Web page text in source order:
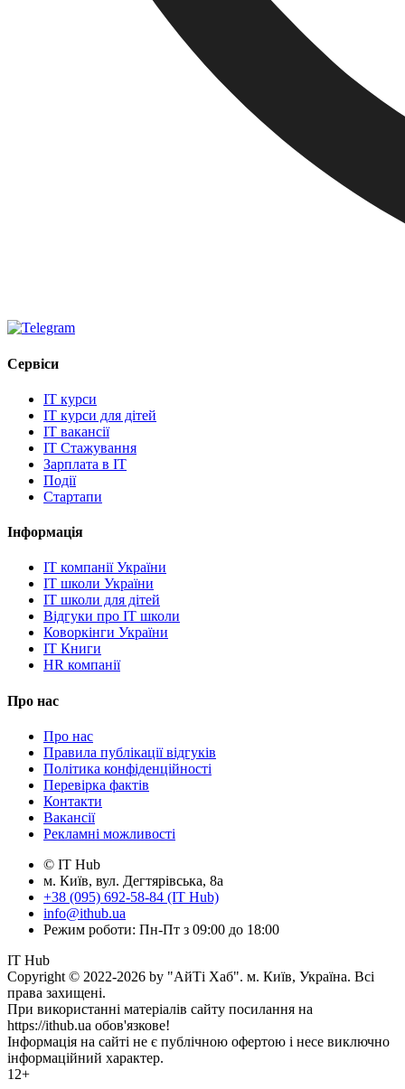
Сервіси
IT курси
IT курси для дітей
IT вакансії
IT Стажування
Зарплата в IT
Події
Стартапи
Інформація
IT компанії України
IT школи України
IT школи для дітей
Відгуки про IT школи
Коворкінги України
IT Книги
HR компанії
Про нас
Про нас
Правила публікації відгуків
Політика конфіденційності
Перевірка фактів
Контакти
Вакансії
Рекламні можливості
© IT Hub
м. Київ, вул. Дегтярівська, 8а
+38 (095) 692-58-84 (IT Hub)
info@ithub.ua
Режим роботи: Пн-Пт з 09:00 до 18:00
IT Hub
Copyright © 2022-2026 by "АйТі Хаб". м. Київ, Україна. Всі
права захищені.
При використанні матеріалів сайту посилання на
https://ithub.ua обов'язкове!
Інформація на сайті не є публічною офертою і несе виключно
інформаційний характер.
12+